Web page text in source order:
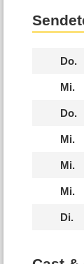
Do.
Mi.
Do.
Mi.
Mi.
Mi.
Di.